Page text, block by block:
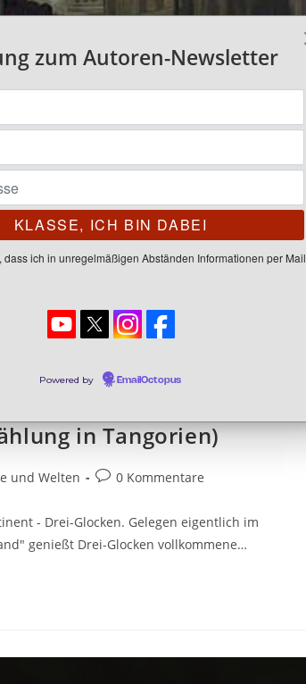
in Tangorien)
und Welten 0 Kommentare
- Drei-Glocken. Gelegen eigentlich im
genießt Drei-Glocken vollkommene…
zum Autoren-Newsletter
dass ich in unregelmäßigen Abständen Informationen per Mail
Powered by EmailOctopus